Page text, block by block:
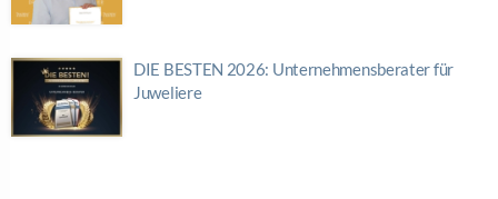
DIE BESTEN 2026: Unternehmensberater für
Juweliere